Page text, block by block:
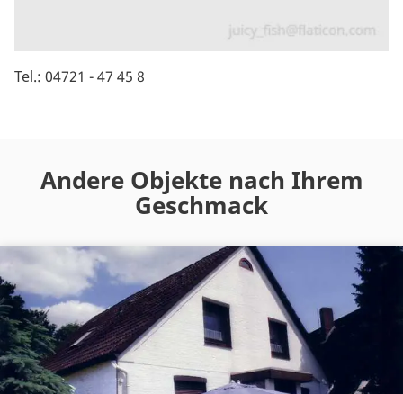
Tel.: 04721 - 47 45 8
Andere Objekte nach Ihrem
Geschmack